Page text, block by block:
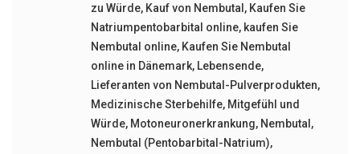
zu Würde, Kauf von Nembutal , Kaufen Sie
Natriumpentobarbital online, kaufen Sie
Nembutal online, Kaufen Sie Nembutal
online in Dänemark, Lebensende,
Lieferanten von Nembutal-Pulverprodukten,
Medizinische Sterbehilfe, Mitgefühl und
Würde, Motoneuronerkrankung, Nembutal ,
Nembutal (Pentobarbital-Natrium),